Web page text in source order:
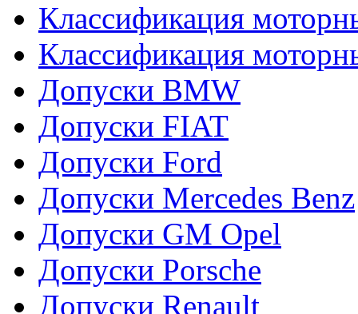
Классификация
Классификация
Допуски BMW
Допуски FIAT
Допуски Ford
Допуски Mercedes Benz
Допуски GM Opel
Допуски Porsche
Допуски Renault